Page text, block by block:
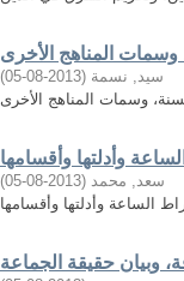
وسمات المناهج الأخرى
سيد, نسمة (
2013-08-05
)
وسمات المناهج الأخرى
وأدلتها وأقسامها
سعد, محمد (
2013-08-05
)
الساعة وأدلتها وأقسامها
وبيان حقيقة الجماعة